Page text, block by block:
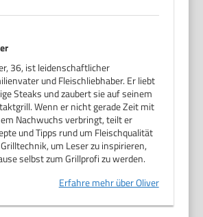
36, ist leidenschaftlicher
und Fleischliebhaber. Er liebt
Steaks und zaubert sie auf seinem
Wenn er nicht gerade Zeit mit
Nachwuchs verbringt, teilt er
und Tipps rund um Fleischqualität
um Leser zu inspirieren,
selbst zum Grillprofi zu werden.
Erfahre mehr über Oliver